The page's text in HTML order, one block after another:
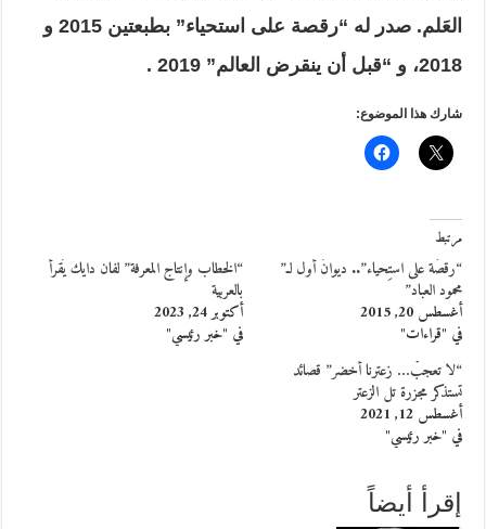
العَلم. صدر له “رقصة على استحياء” بطبعتين 2015 و
2018، و “قبل أن ينقرض العالم” 2019 .
شارك هذا الموضوع:
مرتبط
“رقصَة على استِحياء”.. ديوانٌ أول لـ”
محمود العباد”
أغسطس 20, 2015
في "قراءات"
“الخطاب وإنتاج المعرفة” لفان دايك يُقرأ
بالعربية
أكتوبر 24, 2023
في "خبر رئيسي"
“لا تعجبْ… زعترنا أخضر” قصائد
تستذكر مجزرة تل الزعتر
أغسطس 12, 2021
في "خبر رئيسي"
إقرأ أيضاً